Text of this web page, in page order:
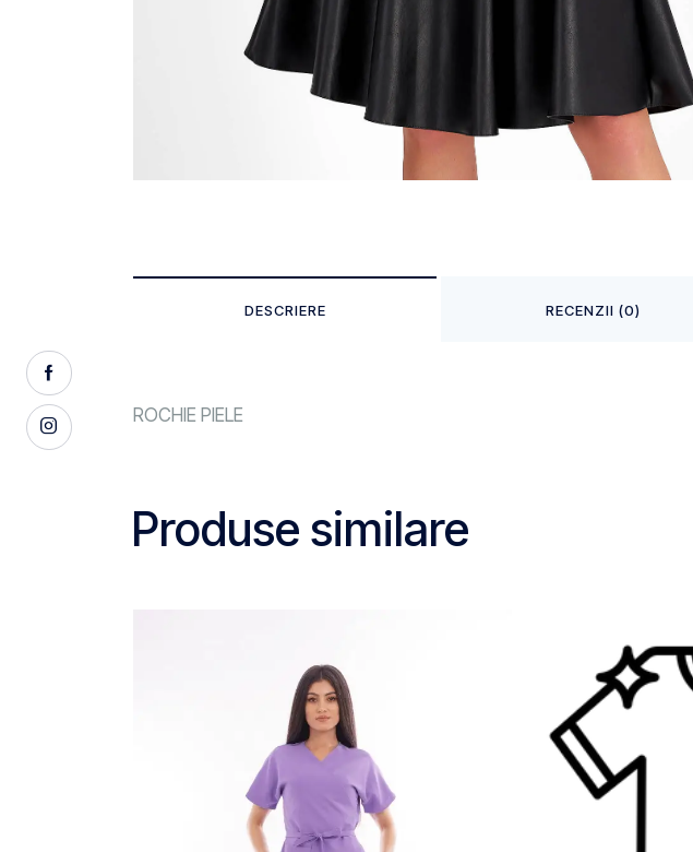
DESCRIERE RECENZII (0)
ROCHIE PIELE
Produse similare